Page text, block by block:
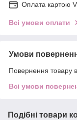
Оплата картою
Всі умови оплати
Умови
Повернення товару
Всі умови
Подібні товари